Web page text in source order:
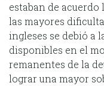
estaban de acuerdo
las mayores
ingleses se debió a
disponibles en el
remanentes de la
lograr una mayor